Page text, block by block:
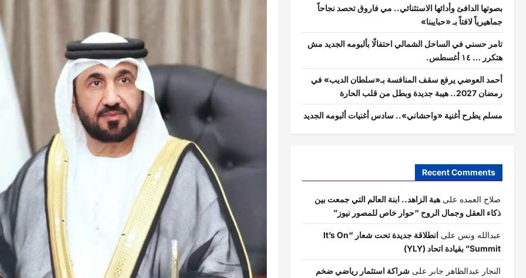
بصوتها الدافئ وأدائها الاستثنائي.. مي فاروق تحصد نجاحاً
جماهيرياً لافتاً بـ «حبايبنا»
تامر حسني في الساحل الشمالي احتفالًا بألبومه الجديد مش
هتكرر … ١٤ أغسطس.
أحمد العوضي يرفع سقف المنافسة بـ«سلطان الديب» في
رمضان 2027.. هيبة جديدة وبطل من قلب الحارة
مسلم يطرح أغنية «واحشاني».. سادس أغنيات ألبومه الجديد
Recent Comments
صلاح العمده علىهبة الزاهد.. ابنة العالم التي جمعت بين
ذكاء العقل وجمال الروح “حوار خاص للمصور نيوز”
عبدالله ونس على
انطلاقة جديدة تحت شعار “It’s On
Summit” بقيادة اتحاد (YLY)
النجار عبدالظاهر جابر علىشراكة استثمار رياضي ضخم